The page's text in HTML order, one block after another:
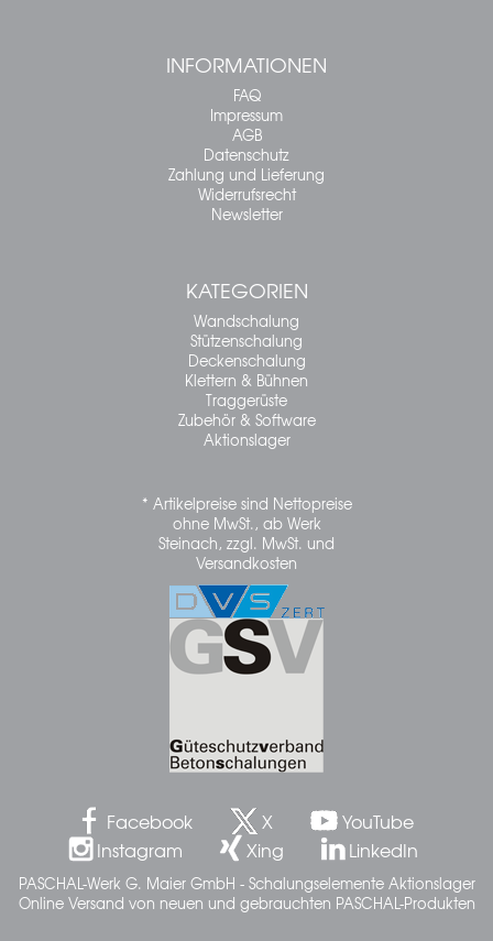
INFORMATIONEN
FAQ
Impressum
AGB
Datenschutz
Zahlung und Lieferung
Widerrufsrecht
Newsletter
KATEGORIEN
Wandschalung
Stützenschalung
Deckenschalung
Klettern & Bühnen
Traggerüste
Zubehör & Software
Aktionslager
* Artikelpreise sind Nettopreise
ohne MwSt., ab Werk
Steinach, zzgl. MwSt. und
Versandkosten
Facebook X
YouTube
Instagram
Xing LinkedIn
PASCHAL-Werk G. Maier GmbH - Schalungselemente Aktionslager
Online Versand von neuen und gebrauchten PASCHAL-Produkten